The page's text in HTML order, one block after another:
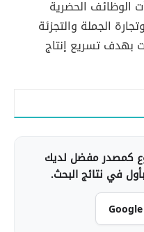
الوظائف الحضرية
الجملة والتجزئة
بهدف تسريع إنتاج
كمصدر مفضل لديك
في نتائج البحث.